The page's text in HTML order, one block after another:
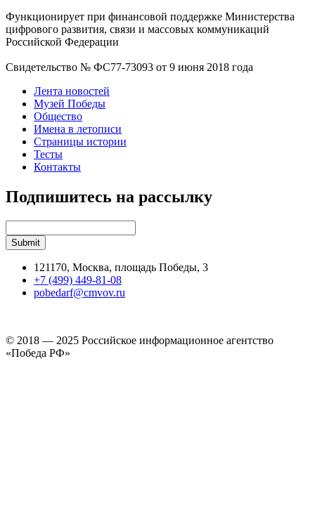
Функционирует при финансовой поддержке Министерства
цифрового развития, связи и массовых коммуникаций
Российской Федерации
Свидетельство № ФС77-73093 от 9 июня 2018 года
Лента новостей
Музей Победы
Общество
Имена в летописи
Страницы истории
Тесты
Контакты
Подпишитесь на рассылку
121170, Москва, площадь Победы, 3
+7 (499) 449-81-08
pobedarf@cmvov.ru
© 2018 — 2025 Российское информационное агентство
«Победа РФ»